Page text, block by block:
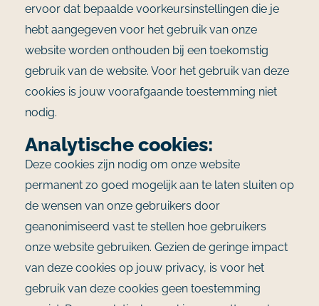
ervoor dat bepaalde voorkeursinstellingen die je
hebt aangegeven voor het gebruik van onze
website worden onthouden bij een toekomstig
gebruik van de website. Voor het gebruik van deze
cookies is jouw voorafgaande toestemming niet
nodig.
Analytische cookies:
Deze cookies zijn nodig om onze website
permanent zo goed mogelijk aan te laten sluiten op
de wensen van onze gebruikers door
geanonimiseerd vast te stellen hoe gebruikers
onze website gebruiken. Gezien de geringe impact
van deze cookies op jouw privacy, is voor het
gebruik van deze cookies geen toestemming